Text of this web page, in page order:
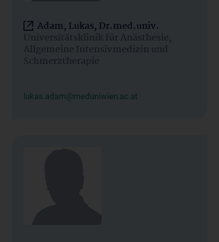
Adam, Lukas, Dr.med.univ.
Universitätsklinik für Anästhesie,
Allgemeine Intensivmedizin und
Schmerztherapie
lukas.adam@meduniwien.ac.at